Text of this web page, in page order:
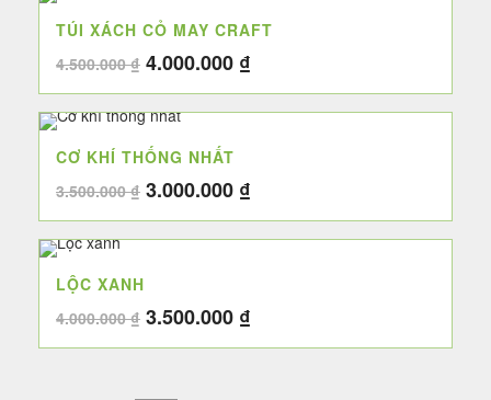
3.500.000 ₫.
TÚI XÁCH CỎ MAY CRAFT
4.500.000₫ Giá
gốc
là:
4.000.000 ₫
hiện
tại
CƠ KHÍ THỐNG NHẤT
3.500.000₫ Giá
gốc
là:
3.000.000 ₫
hiện
tại
LỘC XANH
4.000.000₫ Giá
gốc
3.500.000 ₫
hiện